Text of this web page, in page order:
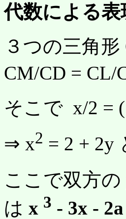
代数による表
３つの三角
CM/CD = CL/
そこで x/2 =
⇒ x2 = 2 + 2y
ここで双方
は x 3 - 3x -